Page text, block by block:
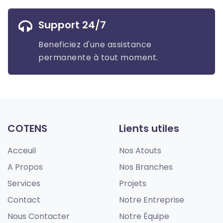
Support 24/7
Beneficiez d'une assistance
permanente à tout moment.
COTENS
Acceuil
A Propos
Services
Contact
Nous Contacter
Lients utiles
Nos Atouts
Nos Branches
Projets
Notre Entreprise
Notre Équipe